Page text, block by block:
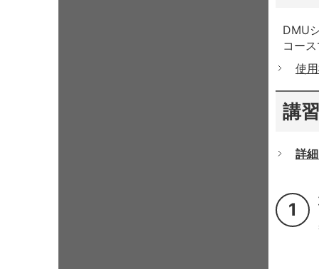
DMU
コー
使
講
詳